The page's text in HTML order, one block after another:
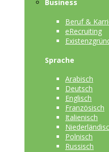
Business
Beruf &
eRecruiting
Sprache
Arabisch
Deutsch
Englisch
Französisch
Italienisch
Polnisch
Russisch